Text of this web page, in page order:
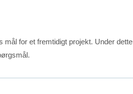
for et fremtidigt projekt. Under dette